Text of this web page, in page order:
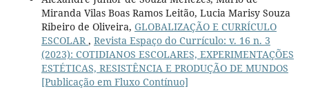
Miranda Vilas Boas Ramos Leitão, Lucia Marisy Souza
Ribeiro de Oliveira, GLOBALIZAÇÃO E CURRÍCULO
ESCOLAR , Revista Espaço do Currículo: v. 16 n. 3
(2023): COTIDIANOS ESCOLARES, EXPERIMENTAÇÕES
ESTÉTICAS, RESISTÊNCIA E PRODUÇÃO DE MUNDOS
[Publicação em Fluxo Contínuo]